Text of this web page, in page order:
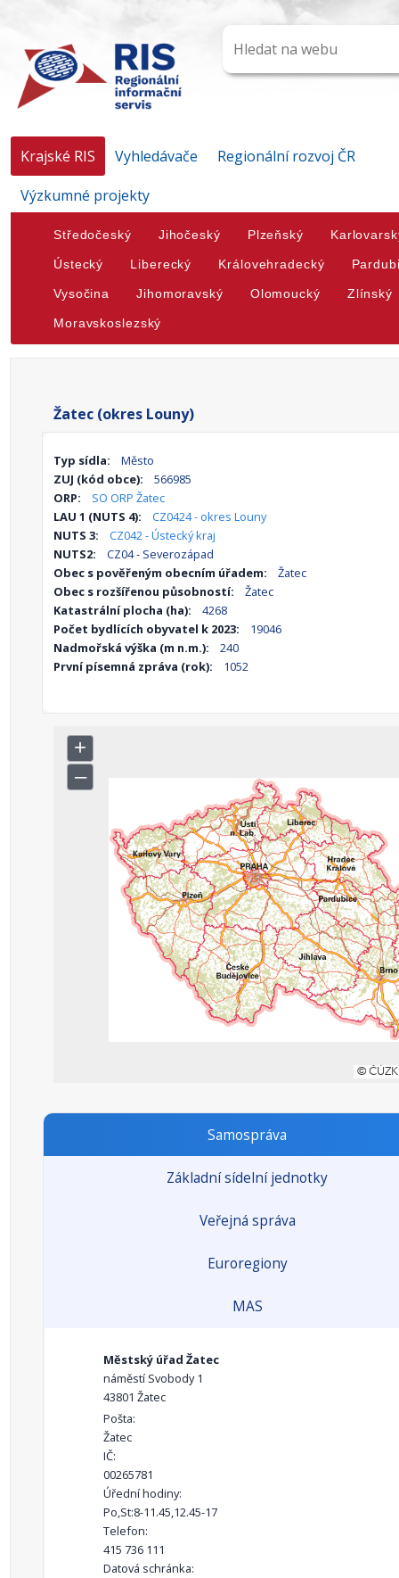
Krajské RIS Vyhledávače
Regionální rozvoj ČR
Výzkumné projekty
Středočeský Jihočeský Plzeňský
Ústecký Liberecký Královehradecký
Vysočina Jihomoravský Olomoucký Zlínský
Moravskoslezský
Žatec (okres Louny)
Typ sídla:
Město
ZUJ (kód obce):
566985
ORP:
SO ORP Žatec
LAU 1 (NUTS 4):
CZ0424 - okres Louny
NUTS 3:
CZ042 - Ústecký kraj
NUTS2:
CZ04 - Severozápad
Obec s pověřeným obecním úřadem:
Žatec
Obec s rozšířenou působností:
Žatec
Katastrální plocha (ha):
4268
Počet bydlících obyvatel k 2023:
19046
Nadmořská výška (m n.m.):
240
První písemná zpráva (rok):
1052
Samospráva
Základní sídelní jednotky
Veřejná správa
Euroregiony
MAS
Městský úřad Žatec
náměstí Svobody 1
43801 Žatec
Pošta:
Žatec
IČ:
00265781
Úřední hodiny:
Po,St:8-11.45,12.45-17
Telefon:
415 736 111
Datová schránka: